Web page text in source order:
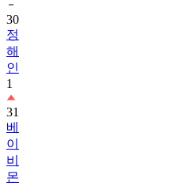
30
정
해
인
1
31
베
이
비
몬